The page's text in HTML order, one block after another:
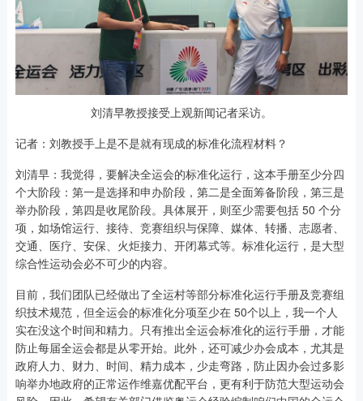
刘清早教授接受上观新闻记者采访。
记者：刘教授手上是不是就有现成的标准化流程材料？
刘清早：我觉得，要解决全运会的标准化运行，这本手册至少分四
个大阶段：第一是选择和申办阶段，第二是全面筹备阶段，第三是
举办阶段，第四是收尾阶段。具体展开，则至少需要包括 50 个分
项，如场馆运行、接待、竞赛组织与保障、媒体、转播、志愿者、
交通、医疗、安保、火炬接力、开闭幕式等。标准化运行，是大型
综合性运动会必不可少的内容。
目前，我们团队已经做出了全运村等部分标准化运行手册及竞赛组
织技术规范，但全运会的标准化分项至少在 50个以上，我一个人
实在没这个时间和精力。只有推出全运会标准化的运行手册，才能
防止每届全运会都是从零开始。此外，还可减少办会成本，尤其是
政府人力、财力、时间、精力成本，少走弯路，防止因办会过多影
响举办地政府的正常运作维嘉优配平台，更有利于防范大型运动会